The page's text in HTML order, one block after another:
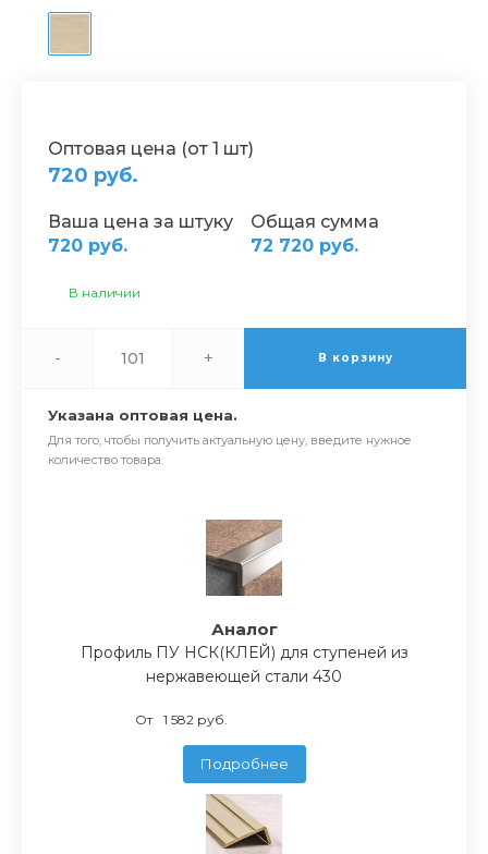
Оптовая цена (от 1 шт)
720 руб.
Ваша цена за штуку
720 руб.
Общая сумма
72 720 руб.
В наличии
- + В корзину
Указана оптовая цена.
Для того, чтобы получить актуальную цену, введите нужное
количество товара.
Аналог
Профиль ПУ НСК(КЛЕЙ) для ступеней из
нержавеющей стали 430
От 1 582 руб.
Подробнее